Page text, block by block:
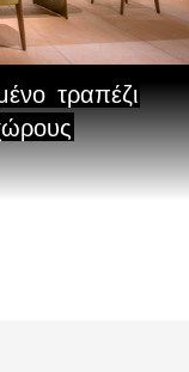
τραπέζι